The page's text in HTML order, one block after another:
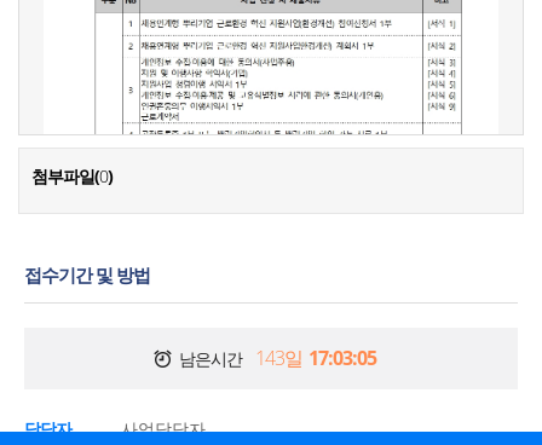
첨부파일(0)
접수기간 및 방법
남은시간 143일 17:03:05
담당자
사업담당자